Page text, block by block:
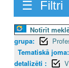
☰ Filtri
Notīrīt
grupa:
Tematiskā joma:
detalizēti :